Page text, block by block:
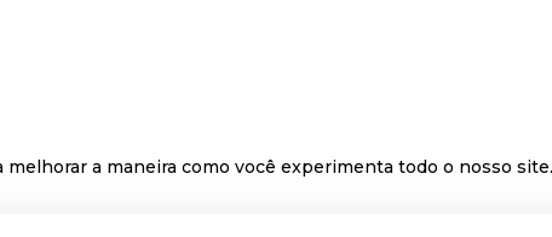
a maneira como você experimenta todo o nosso